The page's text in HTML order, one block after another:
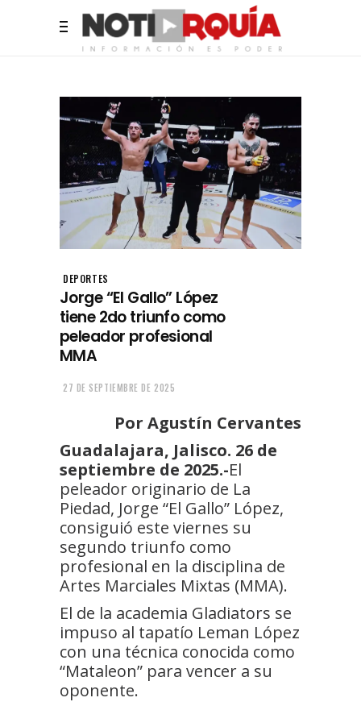
DEPORTES
Jorge “El Gallo” López
tiene 2do triunfo como
peleador profesional
MMA
27 DE SEPTIEMBRE DE 2025
Por Agustín Cervantes
Guadalajara, Jalisco. 26 de
septiembre de 2025.-El
peleador originario de La
Piedad, Jorge “El Gallo” López,
consiguió este viernes su
segundo triunfo como
profesional en la disciplina de
Artes Marciales Mixtas (MMA).
El de la academia Gladiators se
impuso al tapatío Leman López
con una técnica conocida como
“Mataleon” para vencer a su
oponente.